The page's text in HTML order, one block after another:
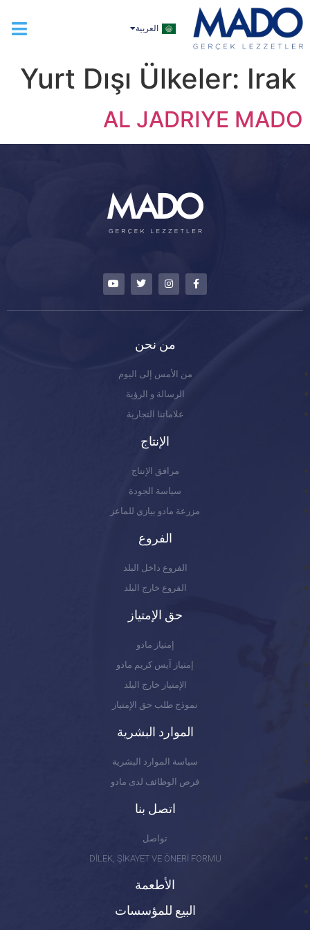
العربية
ENGLISH
Yurt Dışı Ülkeler: Irak
AL JADRIYE MADO
من نحن
من الأمس إلى اليوم
الرسالة و الرؤية
علاماتنا التجارية
الإنتاج
مرافق الإنتاج
سياسة الجودة
مزرعة مادو بيازي للماعز
الفروع
الفروع داخل البلد
الفروع خارج البلد
حق الإمتياز
إمتياز مادو
إمتياز آيس كريم مادو
الإمتياز خارج البلد
نموذج طلب حق الإمتياز
الموارد البشرية
سياسة الموارد البشرية
فرص الوظائف لدى مادو
اتصل بنا
تواصل
DİLEK, ŞİKAYET VE ÖNERİ FORMU
الأطعمة
البيع للمؤسسات